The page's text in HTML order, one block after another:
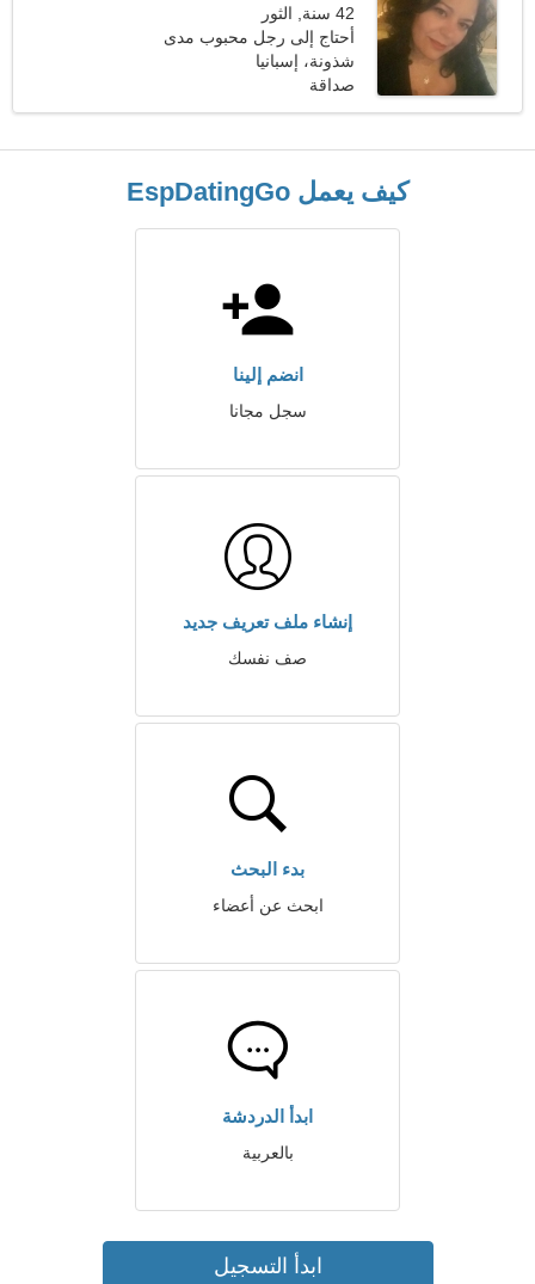
42 سنة, الثور
أحتاج إلى رجل محبوب مدى
الحياة
شذونة، إسبانيا
صداقة
كيف يعمل EspDatingGo
انضم إلينا
سجل مجانا
إنشاء ملف تعريف جديد
صف نفسك
بدء البحث
ابحث عن أعضاء
ابدأ الدردشة
بالعربية
ابدأ التسجيل